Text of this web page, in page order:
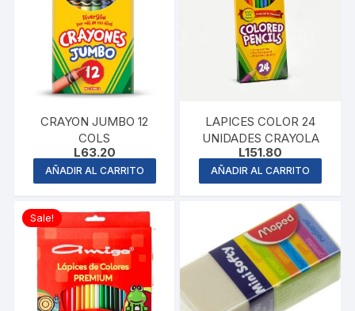
CRAYON JUMBO 12
COLS
L63.20
AÑADIR AL CARRITO
LAPICES COLOR 24
UNIDADES CRAYOLA
L151.80
AÑADIR AL CARRITO
Sale!